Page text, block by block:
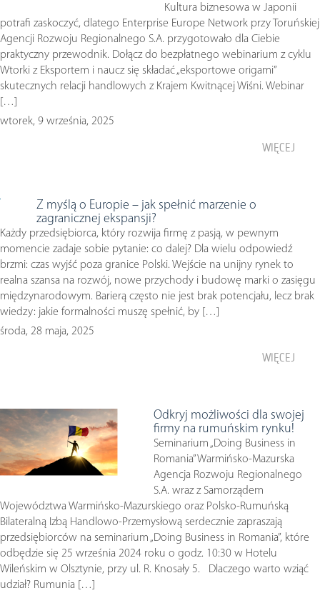
Kultura biznesowa w Japonii
potrafi zaskoczyć, dlatego Enterprise Europe Network przy Toruńskiej
Agencji Rozwoju Regionalnego S.A. przygotowało dla Ciebie
praktyczny przewodnik. Dołącz do bezpłatnego webinarium z cyklu
Wtorki z Eksportem i naucz się składać „eksportowe origami”
skutecznych relacji handlowych z Krajem Kwitnącej Wiśni. Webinar
[…]
wtorek, 9 września, 2025
WIĘCEJ
Z myślą o Europie – jak spełnić marzenie o
zagranicznej ekspansji?
Każdy przedsiębiorca, który rozwija firmę z pasją, w pewnym
momencie zadaje sobie pytanie: co dalej? Dla wielu odpowiedź
brzmi: czas wyjść poza granice Polski. Wejście na unijny rynek to
realna szansa na rozwój, nowe przychody i budowę marki o zasięgu
międzynarodowym. Barierą często nie jest brak potencjału, lecz brak
wiedzy: jakie formalności muszę spełnić, by […]
środa, 28 maja, 2025
WIĘCEJ
Odkryj możliwości dla swojej
firmy na rumuńskim rynku!
Seminarium „Doing Business in
Romania” Warmińsko-Mazurska
Agencja Rozwoju Regionalnego
S.A. wraz z Samorządem
Województwa Warmińsko-Mazurskiego oraz Polsko-Rumuńską
Bilateralną Izbą Handlowo-Przemysłową serdecznie zapraszają
przedsiębiorców na seminarium „Doing Business in Romania”, które
odbędzie się 25 września 2024 roku o godz. 10:30 w Hotelu
Wileńskim w Olsztynie, przy ul. R. Knosały 5. Dlaczego warto wziąć
udział? Rumunia […]